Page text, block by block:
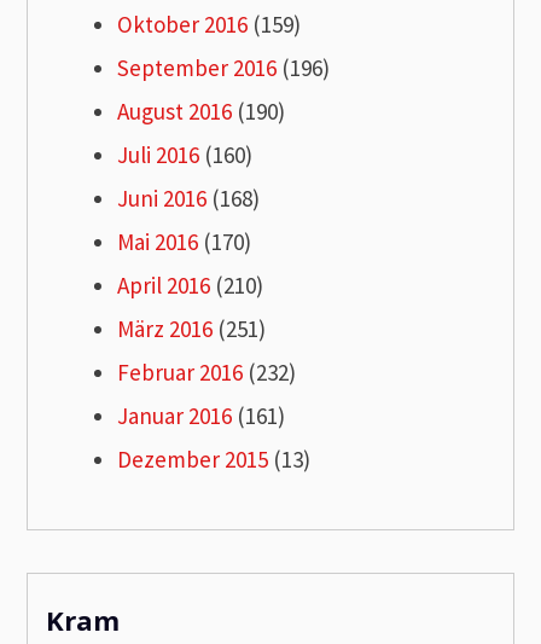
Oktober 2016 (159)
September 2016 (196)
August 2016 (190)
Juli 2016 (160)
Juni 2016 (168)
Mai 2016 (170)
April 2016 (210)
März 2016 (251)
Februar 2016 (232)
Januar 2016 (161)
Dezember 2015 (13)
Kram